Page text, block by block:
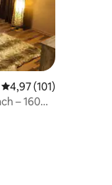
4,97 av 5 i
4,97 (101)
– 160